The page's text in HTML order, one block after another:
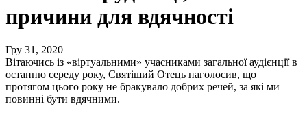
причини для вдячності
Гру 31, 2020
Вітаючись із «віртуальними» учасниками загальної аудієнції в
останню середу року, Святіший Отець наголосив, що
протягом цього року не бракувало добрих речей, за які ми
повинні бути вдячними.